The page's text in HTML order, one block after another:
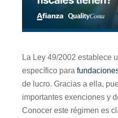
La Ley 49/2002 establece
específico para
de lucro. Gracias a ella,
importantes exenciones y
Conocer este régimen es